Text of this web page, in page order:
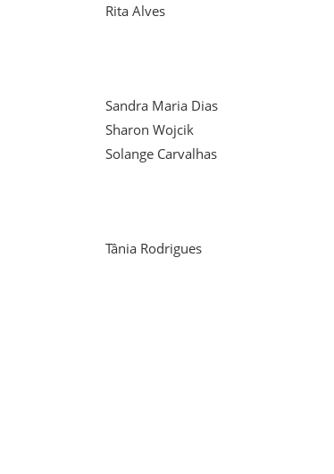
Rita Alves
Sandra Maria Dias
Sharon Wojcik
Solange Carvalhas
Tânia Rodrigues